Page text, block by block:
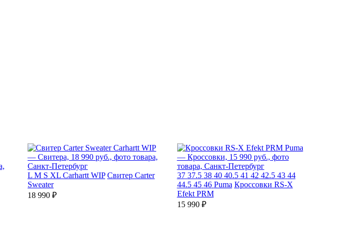
L M S XL Carhartt WIP Свитер Carter
Sweater
18 990 ₽
37 37.5 38 40 40.5 41 42 42.5 43 44
44.5 45 46 Puma Кроссовки RS-X
Efekt PRM
15 990 ₽